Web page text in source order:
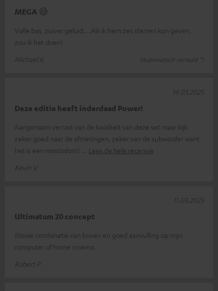
MEGA 😅
Volle bas, zuiver geluid....Als ik hem zes sterren kon geven,
zou ik het doen!
Michael K.
(Automatisch vertaald *)
Deze editie heeft inderdaad Power!
Aangenaam verrast van de kwaliteit van deze set maar kijk
zeker goed naar de afmetingen, zeker van de subwoofer want
het is een mastodont!
Lees de hele recensie
Kevin V.
19.03.2025
Ultimatum 20 concept
Mooie combinatie van boxen en goed aanvulling op mijn
computer of home cinema.
Robert P.
11.03.2025